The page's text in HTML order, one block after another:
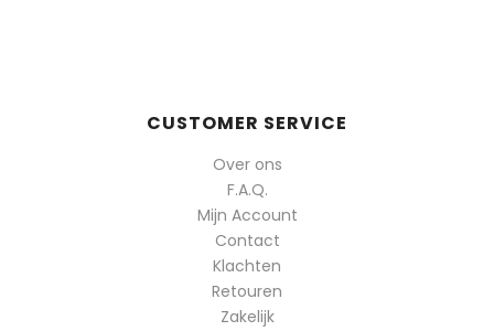
CUSTOMER SERVICE
Over ons
F.A.Q.
Mijn Account
Contact
Klachten
Retouren
Zakelijk